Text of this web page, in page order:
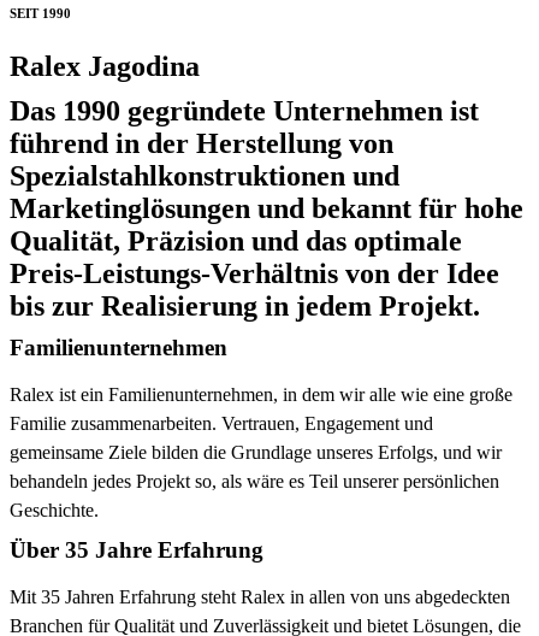
SEIT 1990
Ralex Jagodina
Das 1990 gegründete Unternehmen ist
führend in der Herstellung von
Spezialstahlkonstruktionen und
Marketinglösungen und bekannt für hohe
Qualität, Präzision und das optimale
Preis-Leistungs-Verhältnis von der Idee
bis zur Realisierung in jedem Projekt.
Familienunternehmen
Ralex ist ein Familienunternehmen, in dem wir alle wie eine große
Familie zusammenarbeiten. Vertrauen, Engagement und
gemeinsame Ziele bilden die Grundlage unseres Erfolgs, und wir
behandeln jedes Projekt so, als wäre es Teil unserer persönlichen
Geschichte.
Über 35 Jahre Erfahrung
Mit 35 Jahren Erfahrung steht Ralex in allen von uns abgedeckten
Branchen für Qualität und Zuverlässigkeit und bietet Lösungen, die